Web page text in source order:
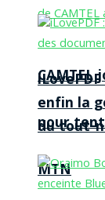
CAMTEL
pour
MTN
enfin la
du tout-